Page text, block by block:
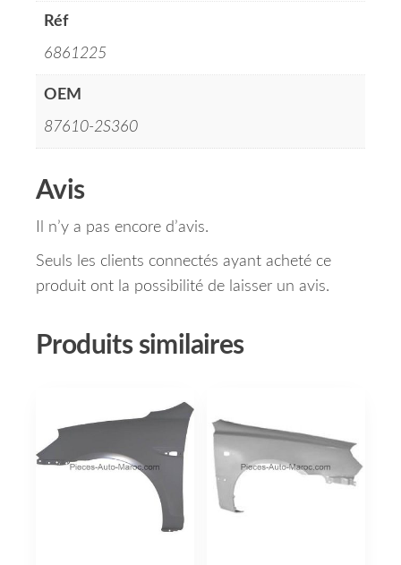
Réf
6861225
OEM
87610-2S360
Avis
Il n’y a pas encore d’avis.
Seuls les clients connectés ayant acheté ce
produit ont la possibilité de laisser un avis.
Produits similaires